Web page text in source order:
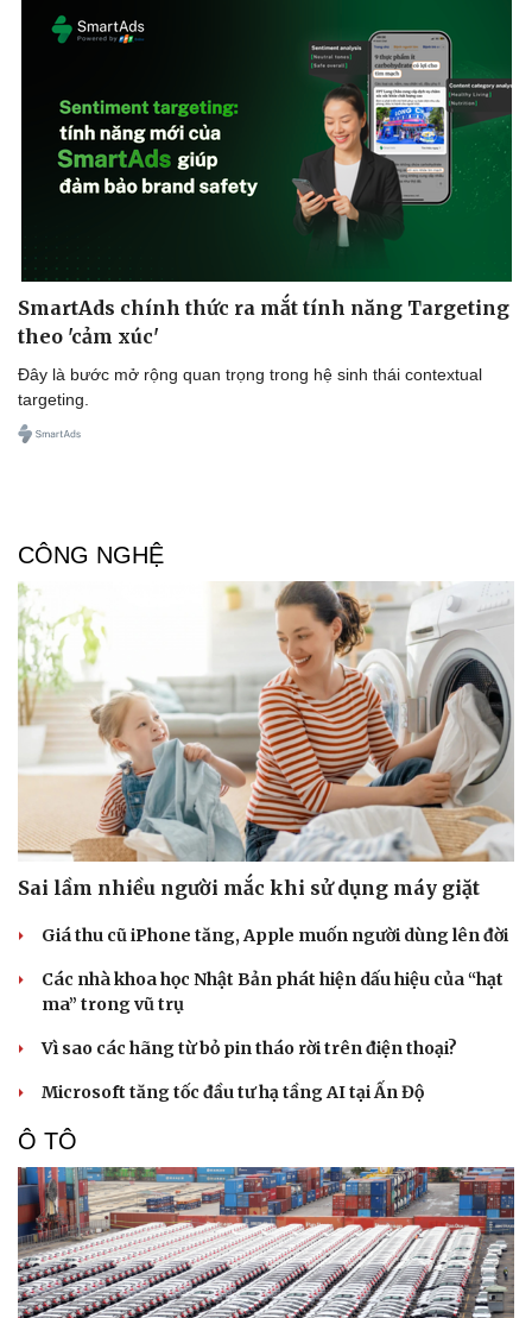
Sức khỏe
Dinh dưỡng - món ngon
Sản phụ khoa
Nam khoa
Làm đẹp - giảm cân
Phòng mạch online
Ăn sạch sống khỏe
Đời sống
Nhà đẹp
Blog
SmartAds chính thức ra mắt tính năng Targeting
theo 'cảm xúc'
Đây là bước mở rộng quan trọng trong hệ sinh thái contextual
targeting.
CÔNG NGHỆ
Sai lầm nhiều người mắc khi sử dụng máy giặt
Giá thu cũ iPhone tăng, Apple muốn người dùng lên đời
Các nhà khoa học Nhật Bản phát hiện dấu hiệu của “hạt
ma” trong vũ trụ
Vì sao các hãng từ bỏ pin tháo rời trên điện thoại?
Microsoft tăng tốc đầu tư hạ tầng AI tại Ấn Độ
Ô TÔ